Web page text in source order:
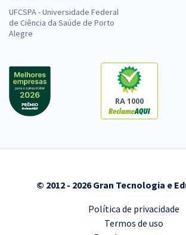
UFCSPA - Universidade Federal
de Ciência da Saúde de Porto
Alegre
RA 1000
© 2012 - 2026 Gran Tecnologia e
Política de privacidade
Termos de uso